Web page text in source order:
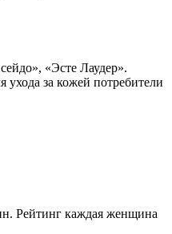
«Эсте Лаудер».
за кожей потребители
Рейтинг каждая женщина